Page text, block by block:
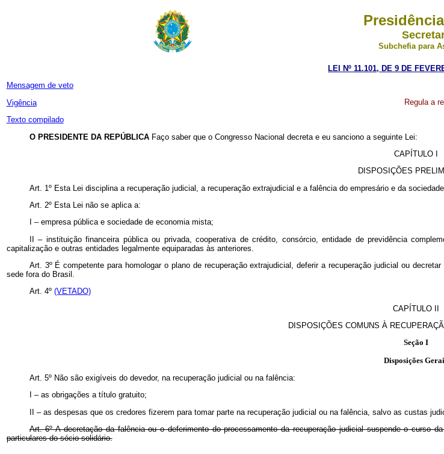
Subchefia para
LEI Nº 11.101, DE 9 DE
Mensagem de veto
Vigência
Texto compilado
Regula a
O PRESIDENTE DA REPÚBLICA Faço saber que o Congresso Nacional decreta e eu sanciono a seguinte Lei:
CAPÍTULO I
DISPOSIÇÕES
Art. 1º Esta Lei disciplina a recuperação judicial, a recuperação extrajudicial e a falência do empresário e da
Art. 2º Esta Lei não se aplica a:
I – empresa pública e sociedade de economia mista;
II – instituição financeira pública ou privada, cooperativa de crédito, consórcio, entidade de previdência
capitalização e outras entidades legalmente equiparadas às anteriores.
Art. 3º É competente para homologar o plano de recuperação extrajudicial, deferir a recuperação judicial ou
sede fora do Brasil.
Art. 4º (VETADO)
CAPÍTULO II
DISPOSIÇÕES COMUNS À
Seção I
Disposições
Art. 5º Não são exigíveis do devedor, na recuperação judicial ou na falência:
I – as obrigações a título gratuito;
II – as despesas que os credores fizerem para tomar parte na recuperação judicial ou na falência, salvo as custas
Art. 6º A decretação da falência ou o deferimento do processamento da recuperação judicial suspende o
particulares do sócio solidário.